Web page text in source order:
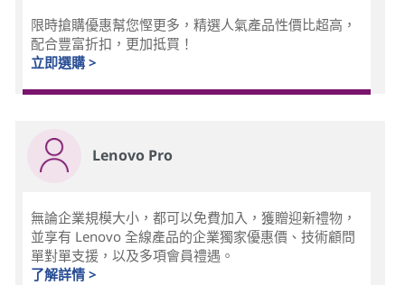
限時搶購優惠幫您慳更多，精選人氣產品性價比超高，
配合豐富折扣，更加抵買！
立即選購 >
Lenovo Pro
無論企業規模大小，都可以免費加入，獲贈迎新禮物，
並享有 Lenovo 全線產品的企業獨家優惠價、技術顧問
單對單支援，以及多項會員禮遇。
了解詳情 >